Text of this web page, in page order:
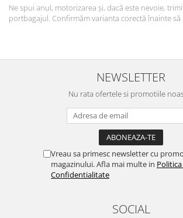
Ne spui anul, motorizarea și, dacă este nevoie,
portbagajul. Confirmăm varianta corectă înainte să
NEWSLETTER
Nu rata ofertele si promotiile
Vreau sa primesc newsletter cu
magazinului. Afla mai multe in
Confidentialitate
SOCIAL